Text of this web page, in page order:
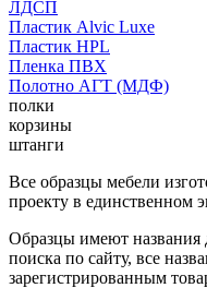
ЛДСП
Пластик Alvic Luxe
Пластик HPL
Пленка ПВХ
Полотно АГТ (МДФ)
полки
корзины
штанги
Все образцы мебели
проекту в единственном
Образцы имеют названия
поиска по сайту, все
зарегистрированным